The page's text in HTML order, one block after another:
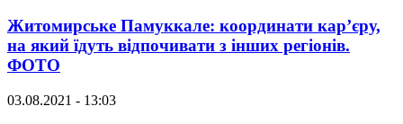
Житомирське Памуккале: координати кар’єру,
на який їдуть відпочивати з інших регіонів.
ФОТО
03.08.2021 - 13:03